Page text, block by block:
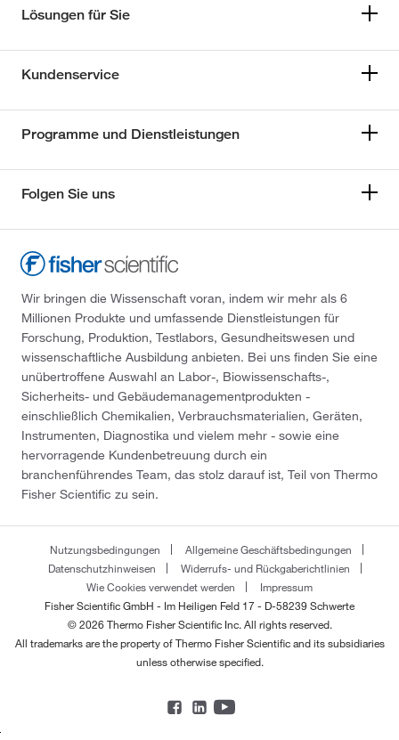
Lösungen für Sie
Kundenservice
Programme und Dienstleistungen
Folgen Sie uns
Wir bringen die Wissenschaft voran, indem wir mehr als 6
Millionen Produkte und umfassende Dienstleistungen für
Forschung, Produktion, Testlabors, Gesundheitswesen und
wissenschaftliche Ausbildung anbieten. Bei uns finden Sie eine
unübertroffene Auswahl an Labor-, Biowissenschafts-,
Sicherheits- und Gebäudemanagementprodukten -
einschließlich Chemikalien, Verbrauchsmaterialien, Geräten,
Instrumenten, Diagnostika und vielem mehr - sowie eine
hervorragende Kundenbetreuung durch ein
branchenführendes Team, das stolz darauf ist, Teil von Thermo
Fisher Scientific zu sein.
Nutzungsbedingungen
Allgemeine Geschäftsbedingungen
Datenschutzhinweisen
Widerrufs- und Rückgaberichtlinien
Wie Cookies verwendet werden
Impressum
Fisher Scientific GmbH - Im Heiligen Feld 17 - D-58239 Schwerte
© 2026 Thermo Fisher Scientific Inc. All rights reserved.
All trademarks are the property of Thermo Fisher Scientific and its subsidiaries
unless otherwise specified.